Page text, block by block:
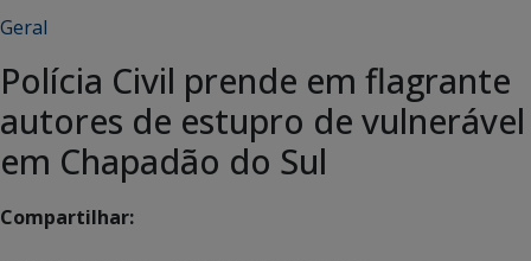
Geral
Polícia Civil prende em flagrante
autores de estupro de vulnerável
em Chapadão do Sul
Compartilhar: